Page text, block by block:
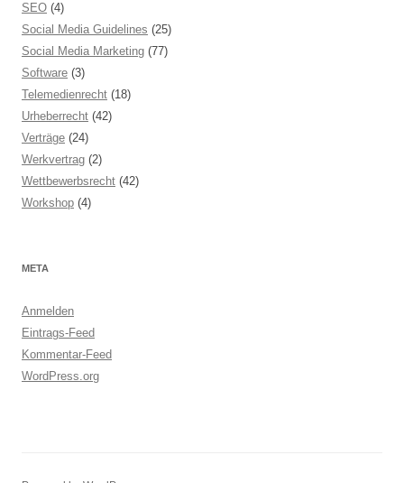
SEO (4)
Social Media Guidelines (25)
Social Media Marketing (77)
Software (3)
Telemedienrecht (18)
Urheberrecht (42)
Verträge (24)
Werkvertrag (2)
Wettbewerbsrecht (42)
Workshop (4)
META
Anmelden
Eintrags-Feed
Kommentar-Feed
WordPress.org